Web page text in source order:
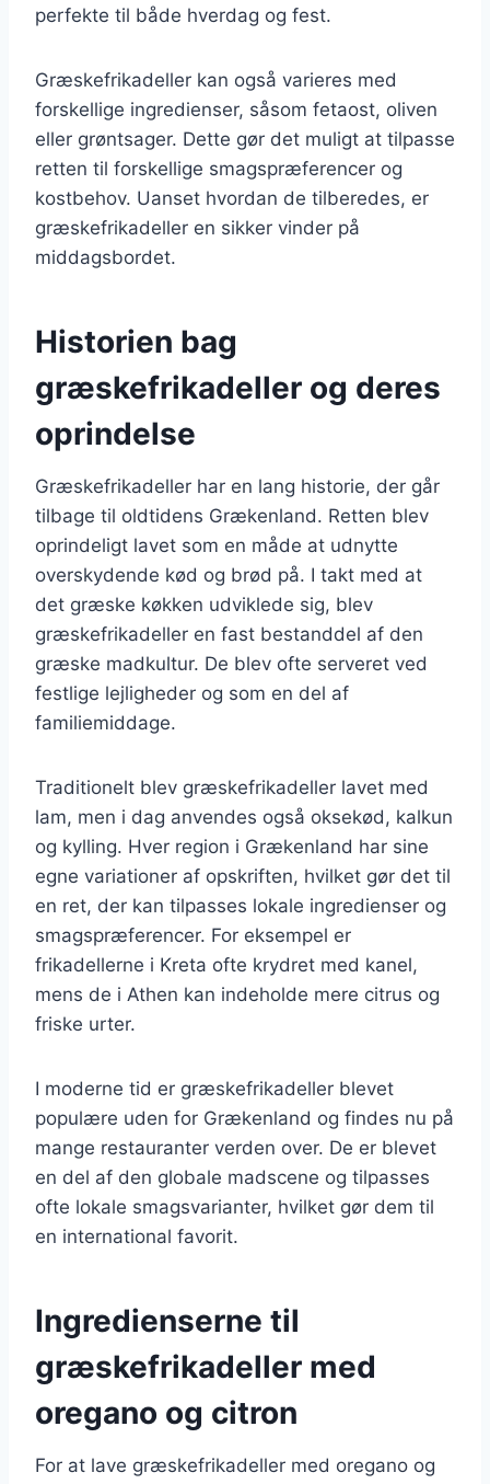
perfekte til både hverdag og fest.
Græskefrikadeller kan også varieres med
forskellige ingredienser, såsom fetaost, oliven
eller grøntsager. Dette gør det muligt at tilpasse
retten til forskellige smagspræferencer og
kostbehov. Uanset hvordan de tilberedes, er
græskefrikadeller en sikker vinder på
middagsbordet.
Historien bag
græskefrikadeller og deres
oprindelse
Græskefrikadeller har en lang historie, der går
tilbage til oldtidens Grækenland. Retten blev
oprindeligt lavet som en måde at udnytte
overskydende kød og brød på. I takt med at
det græske køkken udviklede sig, blev
græskefrikadeller en fast bestanddel af den
græske madkultur. De blev ofte serveret ved
festlige lejligheder og som en del af
familiemiddage.
Traditionelt blev græskefrikadeller lavet med
lam, men i dag anvendes også oksekød, kalkun
og kylling. Hver region i Grækenland har sine
egne variationer af opskriften, hvilket gør det til
en ret, der kan tilpasses lokale ingredienser og
smagspræferencer. For eksempel er
frikadellerne i Kreta ofte krydret med kanel,
mens de i Athen kan indeholde mere citrus og
friske urter.
I moderne tid er græskefrikadeller blevet
populære uden for Grækenland og findes nu på
mange restauranter verden over. De er blevet
en del af den globale madscene og tilpasses
ofte lokale smagsvarianter, hvilket gør dem til
en international favorit.
Ingredienserne til
græskefrikadeller med
oregano og citron
For at lave græskefrikadeller med oregano og